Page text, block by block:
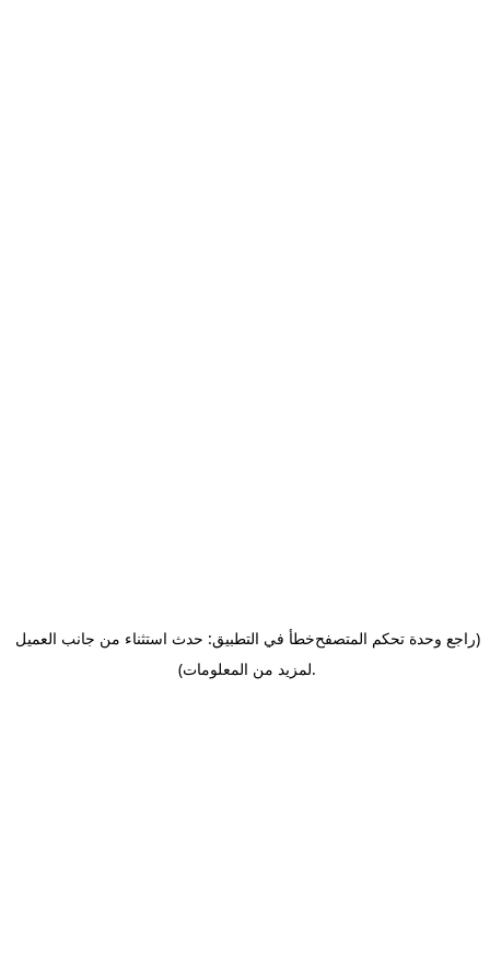
خطأ في التطبيق: حدث استثناء من جانب العميل(راجع وحدة تحكم المتصفح
لمزيد من المعلومات).